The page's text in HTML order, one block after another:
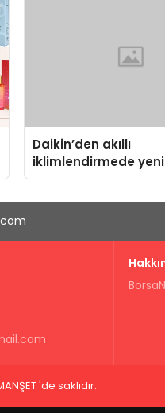
Daikin’den akıllı
iklimlendirmede
Madoka Plus
Borsa
'de saklıdır.